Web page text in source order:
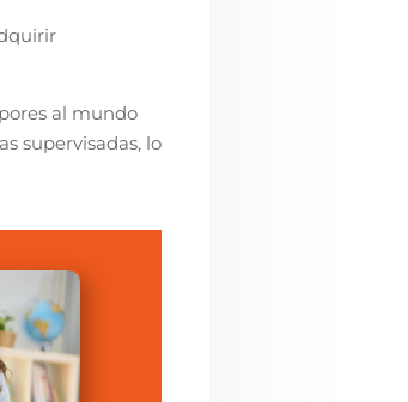
al mundo
supervisadas, lo